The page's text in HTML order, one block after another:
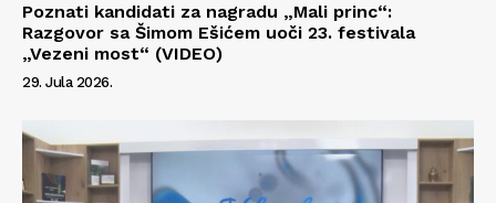
Info
Kontakt
Impressum
Poznati kandidati za nagradu „Mali princ“:
Razgovor sa Šimom Ešićem uoči 23. festivala
„Vezeni most“ (VIDEO)
29. Jula 2026.